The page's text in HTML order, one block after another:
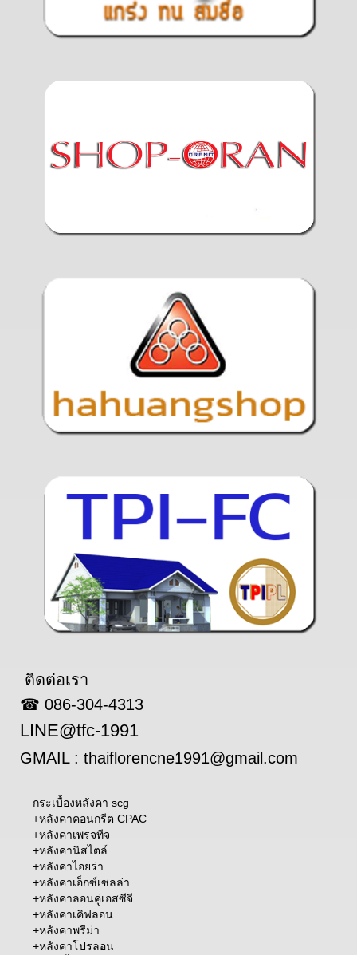
ติดต่อเรา
☎ 086-304-4313
LINE@tfc-1991
GMAIL : thaiflorencne1991@gmail.com
กระเบื้องหลังคา scg
+หลังคาคอนกรีต CPAC
+หลังคาเพรจทีจ
+หลังคานิสไตล์
+หลังคาไอยร่า
+หลังคาเอ็กซ์เซลล่า
+หลังคาลอนคู่เอสซีจี
+หลังคาเคิฟลอน
+หลังคาพรีม่า
+หลังคาโปรลอน